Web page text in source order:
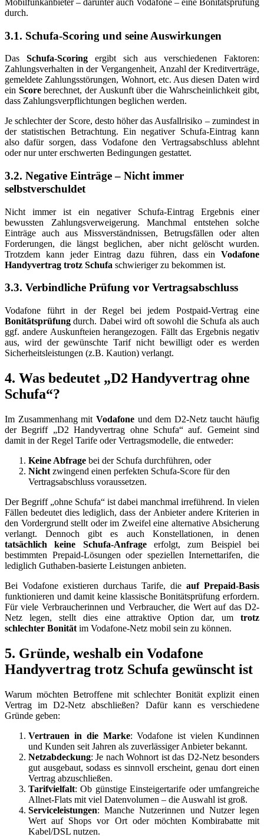
durch.
3.1. Schufa-Scoring und seine Auswirkungen
Das Schufa-Scoringergibt sich aus verschiedenen Faktoren:
Zahlungsverhalten in der Vergangenheit, Anzahl der Kreditverträge,
gemeldete Zahlungsstörungen, Wohnort, etc. Aus diesen Daten wird
ein Scoreberechnet, der Auskunft über die Wahrscheinlichkeit gibt,
dass Zahlungsverpflichtungen beglichen werden.
Je schlechter der Score, desto höher das Ausfallrisiko – zumindest in
der statistischen Betrachtung. Ein negativer Schufa-Eintrag kann
also dafür sorgen, dass Vodafone den Vertragsabschluss ablehnt
oder nur unter erschwerten Bedingungen gestattet.
3.2. Negative Einträge – Nicht immer
selbstverschuldet
Nicht immer ist ein negativer Schufa-Eintrag Ergebnis einer
bewussten Zahlungsverweigerung. Manchmal entstehen solche
Einträge auch aus Missverständnissen, Betrugsfällen oder alten
Forderungen, die längst beglichen, aber nicht gelöscht wurden.
Trotzdem kann jeder Eintrag dazu führen, dass ein Vodafone
Handyvertrag trotz Schufa schwieriger zu bekommen ist.
3.3. Verbindliche Prüfung vor Vertragsabschluss
Vodafone führt in der Regel bei jedem Postpaid-Vertrag eine
Bonitätsprüfung durch. Dabei wird oft sowohl die Schufa als auch
ggf. andere Auskunfteien herangezogen. Fällt das Ergebnis negativ
aus, wird der gewünschte Tarif nicht bewilligt oder es werden
Sicherheitsleistungen (z.B. Kaution) verlangt.
4. Was bedeutet „D2 Handyvertrag ohne
Schufa“?
Im Zusammenhang mit Vodafoneund dem D2-Netz taucht häufig
der Begriff „D2 Handyvertrag ohne Schufa“ auf. Gemeint sind
damit in der Regel Tarife oder Vertragsmodelle, die entweder:
Keine Abfrage bei der Schufa durchführen, oder
Nicht zwingend einen perfekten Schufa-Score für den
Vertragsabschluss voraussetzen.
Der Begriff „ohne Schufa“ ist dabei manchmal irreführend. In vielen
Fällen bedeutet dies lediglich, dass der Anbieter andere Kriterien in
den Vordergrund stellt oder im Zweifel eine alternative Absicherung
verlangt. Dennoch gibt es auch Konstellationen, in denen
tatsächlich keine Schufa-Anfrageerfolgt, zum Beispiel bei
bestimmten Prepaid-Lösungen oder speziellen Internettarifen, die
lediglich Guthaben-basierte Leistungen anbieten.
Bei Vodafone existieren durchaus Tarife, die auf Prepaid-Basis
funktionieren und damit keine klassische Bonitätsprüfung erfordern.
Für viele Verbraucherinnen und Verbraucher, die Wert auf das D2-
Netz legen, stellt dies eine attraktive Option dar, um trotz
schlechter Bonität im Vodafone-Netz mobil sein zu können.
5. Gründe, weshalb ein Vodafone
Handyvertrag trotz Schufa gewünscht ist
Warum möchten Betroffene mit schlechter Bonität explizit einen
Vertrag im D2-Netz abschließen? Dafür kann es verschiedene
Gründe geben:
Vertrauen in die Marke: Vodafone ist vielen Kundinnen
und Kunden seit Jahren als zuverlässiger Anbieter bekannt.
Netzabdeckung: Je nach Wohnort ist das D2-Netz besonders
gut ausgebaut, sodass es sinnvoll erscheint, genau dort einen
Vertrag abzuschließen.
Tarifvielfalt: Ob günstige Einsteigertarife oder umfangreiche
Allnet-Flats mit viel Datenvolumen – die Auswahl ist groß.
Serviceleistungen: Manche Nutzerinnen und Nutzer legen
Wert auf Shops vor Ort oder möchten Kombirabatte mit
Kabel/DSL nutzen.